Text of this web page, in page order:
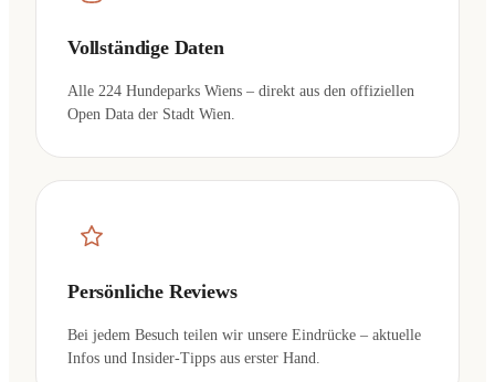
Vollständige Daten
Alle 224 Hundeparks Wiens – direkt aus den offiziellen
Open Data der Stadt Wien.
Persönliche Reviews
Bei jedem Besuch teilen wir unsere Eindrücke – aktuelle
Infos und Insider-Tipps aus erster Hand.